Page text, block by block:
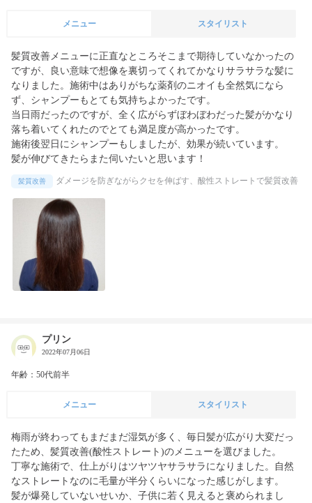
メニュー スタイリスト
髪質改善メニューに正直なところそこまで期待していなかったの
ですが、良い意味で想像を裏切ってくれてかなりサラサラな髪に
なりました。施術中はありがちな薬剤のニオイも全然気になら
ず、シャンプーもとても気持ちよかったです。
当日雨だったのですが、全く広がらずぼわぼわだった髪がかなり
落ち着いてくれたのでとても満足度が高かったです。
施術後翌日にシャンプーもしましたが、効果が続いています。
髪が伸びてきたらまた伺いたいと思います！
髪質改善 ダメージを防ぎながらクセを伸ばす、酸性ストレートで髪質改善
プリン
2022年07月06日
年齢：50代前半
メニュー スタイリスト
梅雨が終わってもまだまだ湿気が多く、毎日髪が広がり大変だっ
たため、髪質改善(酸性ストレート)のメニューを選びました。
丁寧な施術で、仕上がりはツヤツヤサラサラになりました。自然
なストレートなのに毛量が半分くらいになった感じがします。
髪が爆発していないせいか、子供に若く見えると褒められまし